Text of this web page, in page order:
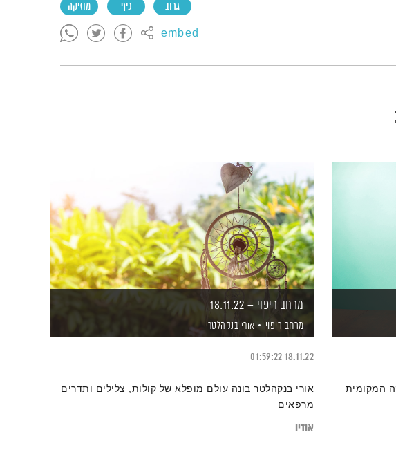
גרוב כיף מוזיקה
embed
המקומית
מרחב ריפוי – 18.11.22
מרחב ריפוי אורי בנקהלטר
18.11.22
01:59:22
אורי בנקהלטר בונה עולם מופלא של קולות, צלילים ותדרים
מרפאים
אודיו